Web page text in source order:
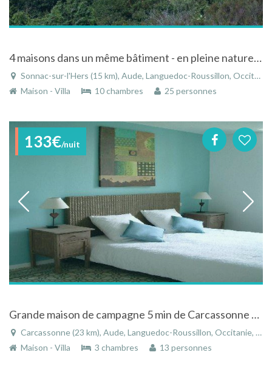
4 maisons dans un même bâtiment - en pleine nature - pour une location indiviiduelle ou en groupe
Sonnac-sur-l'Hers (15 km), Aude, Languedoc-Roussillon, Occitanie, France
Maison - Villa
10 chambres 25 personnes
133€/nuit
Grande maison de campagne 5 min de Carcassonne à Pennautier - Aude - Languedoc-Roussillon
Carcassonne (23 km), Aude, Languedoc-Roussillon, Occitanie, France
Maison - Villa
3 chambres 13 personnes